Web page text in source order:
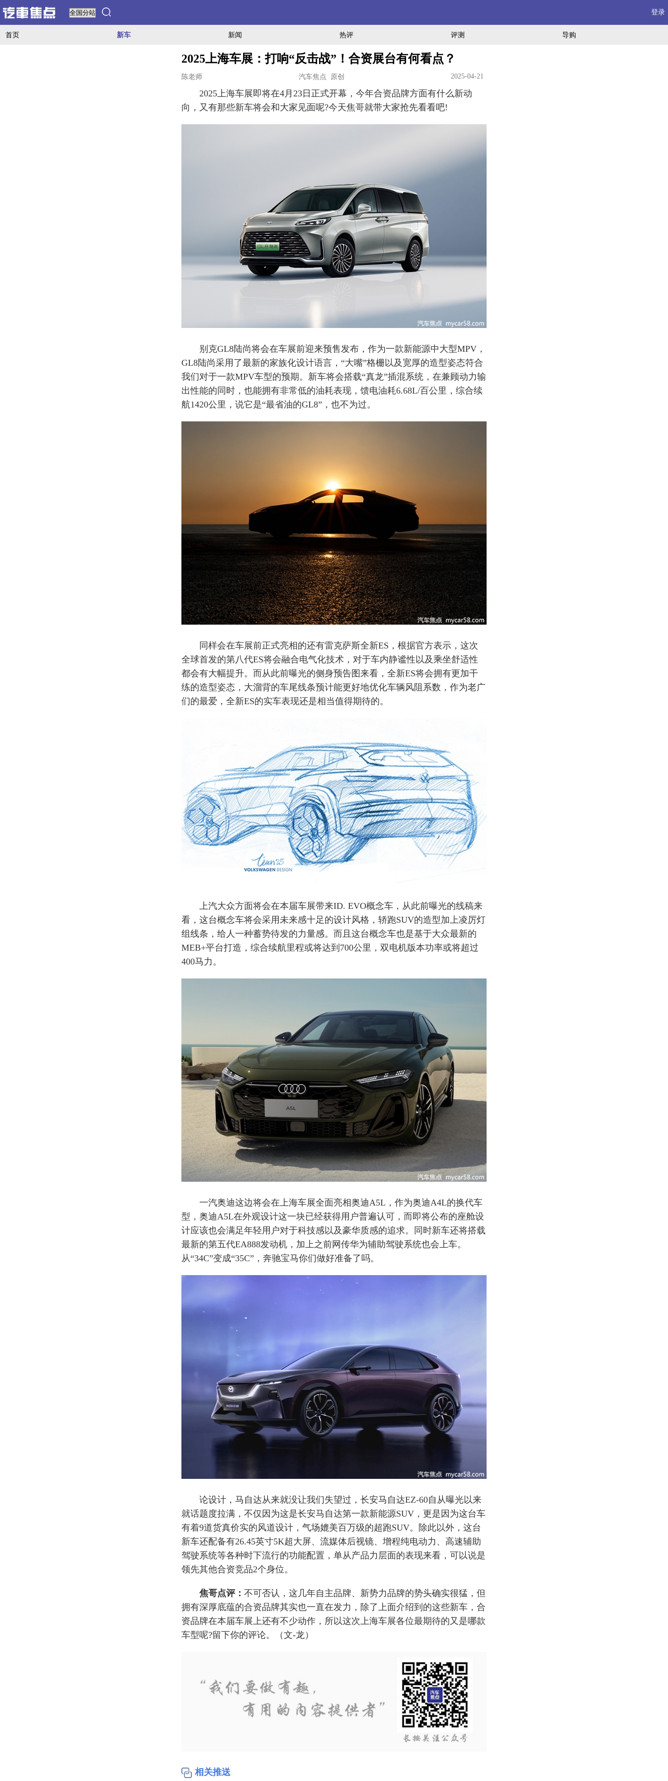
登录
首页 新车 新闻 热评 评测 导购
2025上海车展：打响“反击战”！合资展台有何看点？
陈老师 汽车焦点 原创 2025-04-21
2025上海车展即将在4月23日正式开幕，今年合资品牌方面有什么新动
向，又有那些新车将会和大家见面呢?今天焦哥就带大家抢先看看吧!
别克GL8陆尚将会在车展前迎来预售发布，作为一款新能源中大型MPV，
GL8陆尚采用了最新的家族化设计语言，“大嘴”格栅以及宽厚的造型姿态符合
我们对于一款MPV车型的预期。新车将会搭载“真龙”插混系统，在兼顾动力输
出性能的同时，也能拥有非常低的油耗表现，馈电油耗6.68L/百公里，综合续
航1420公里，说它是“最省油的GL8”，也不为过。
同样会在车展前正式亮相的还有雷克萨斯全新ES，根据官方表示，这次
全球首发的第八代ES将会融合电气化技术，对于车内静谧性以及乘坐舒适性
都会有大幅提升。而从此前曝光的侧身预告图来看，全新ES将会拥有更加干
练的造型姿态，大溜背的车尾线条预计能更好地优化车辆风阻系数，作为老广
们的最爱，全新ES的实车表现还是相当值得期待的。
上汽大众方面将会在本届车展带来ID. EVO概念车，从此前曝光的线稿来
看，这台概念车将会采用未来感十足的设计风格，轿跑SUV的造型加上凌厉灯
组线条，给人一种蓄势待发的力量感。而且这台概念车也是基于大众最新的
MEB+平台打造，综合续航里程或将达到700公里，双电机版本功率或将超过
400马力。
一汽奥迪这边将会在上海车展全面亮相奥迪A5L，作为奥迪A4L的换代车
型，奥迪A5L在外观设计这一块已经获得用户普遍认可，而即将公布的座舱设
计应该也会满足年轻用户对于科技感以及豪华质感的追求。同时新车还将搭载
最新的第五代EA888发动机，加上之前网传华为辅助驾驶系统也会上车。
从“34C”变成“35C”，奔驰宝马你们做好准备了吗。
论设计，马自达从来就没让我们失望过，长安马自达EZ-60自从曝光以来
就话题度拉满，不仅因为这是长安马自达第一款新能源SUV，更是因为这台车
有着9道货真价实的风道设计，气场媲美百万级的超跑SUV。除此以外，这台
新车还配备有26.45英寸5K超大屏、流媒体后视镜、增程纯电动力、高速辅助
驾驶系统等各种时下流行的功能配置，单从产品力层面的表现来看，可以说是
领先其他合资竞品2个身位。
焦哥点评： 不可否认，这几年自主品牌、新势力品牌的势头确实很猛，但
拥有深厚底蕴的合资品牌其实也一直在发力，除了上面介绍到的这些新车，合
资品牌在本届车展上还有不少动作，所以这次上海车展各位最期待的又是哪款
车型呢?留下你的评论。（文-龙）
相关推送